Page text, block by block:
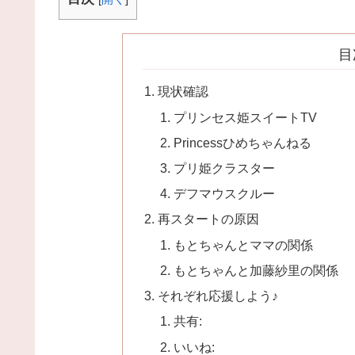
現状確認
プリンセス姫スイートTV
Princessひめちゃんねる
プリ姫クラスター
デフマウスクルー
再スタートの原因
もとちゃんとママの関係
もとちゃんと加藤紗里の関係
それぞれ応援しよう♪
共有:
いいね: